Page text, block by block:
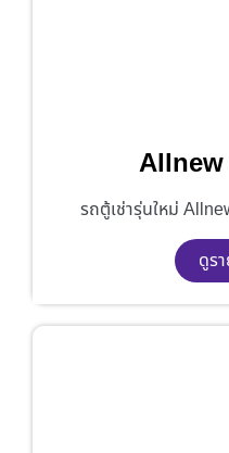
Allnew
รถตู้เช่ารุ่นใหม่
ดูร